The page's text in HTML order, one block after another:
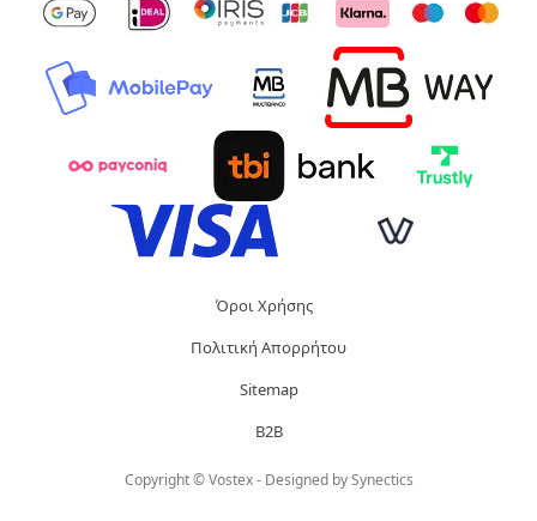
Όροι Χρήσης
Πολιτική Απορρήτου
Sitemap
B2B
Copyright © Vostex - Designed bySynectics